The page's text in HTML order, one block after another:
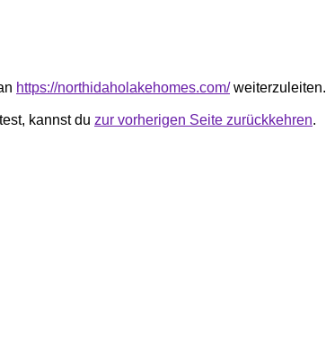
https://northidaholakehomes.com/weiterzuleiten.
kannst du zur vorherigen Seite zurückkehren.